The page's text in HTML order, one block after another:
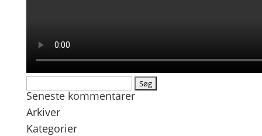
efter:
Seneste kommentarer
Arkiver
Kategorier